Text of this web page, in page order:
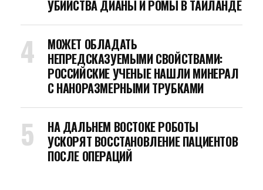
УБИЙСТВА ДИАНЫ И РОМЫ В ТАИЛАНДЕ
МОЖЕТ ОБЛАДАТЬ
НЕПРЕДСКАЗУЕМЫМИ СВОЙСТВАМИ:
РОССИЙСКИЕ УЧЕНЫЕ НАШЛИ МИНЕРАЛ
С НАНОРАЗМЕРНЫМИ ТРУБКАМИ
НА ДАЛЬНЕМ ВОСТОКЕ РОБОТЫ
УСКОРЯТ ВОССТАНОВЛЕНИЕ ПАЦИЕНТОВ
ПОСЛЕ ОПЕРАЦИЙ